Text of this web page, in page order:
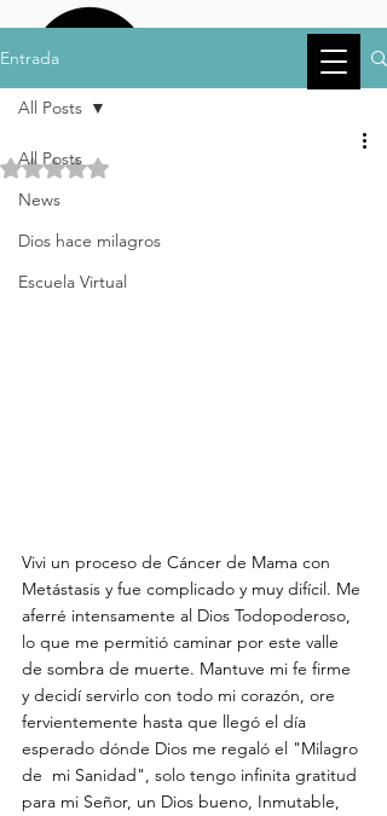
Entrada
All Posts
News
Dios hace milagros
Escuela Virtual
All Posts
Obtuvo NaN de 5 estrellas.
Vivi un proceso de Cáncer de Mama con
Metástasis y fue complicado y muy difícil. Me
aferré intensamente al Dios Todopoderoso,
lo que me permitió caminar por este valle
de sombra de muerte. Mantuve mi fe firme
y decidí servirlo con todo mi corazón, ore
fervientemente hasta que llegó el día
esperado dónde Dios me regaló el "Milagro
de  mi Sanidad", solo tengo infinita gratitud
para mi Señor, un Dios bueno, Inmutable,